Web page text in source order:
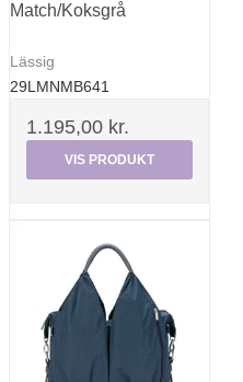
Match/Koksgrå
Lässig
29LMNMB641
1.195,00 kr.
VIS PRODUKT